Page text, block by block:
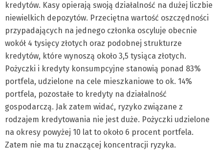
kredytów. Kasy opierają swoją działalność na dużej liczbie
niewielkich depozytów. Przeciętna wartość oszczędności
przypadających na jednego członka oscyluje obecnie
wokół 4 tysięcy złotych oraz podobnej strukturze
kredytów, które wynoszą około 3,5 tysiąca złotych.
Pożyczki i kredyty konsumpcyjne stanowią ponad 83%
portfela, udzielone na cele mieszkaniowe to ok. 14%
portfela, pozostałe to kredyty na działalność
gospodarczą. Jak zatem widać, ryzyko związane z
rodzajem kredytowania nie jest duże. Pożyczki udzielone
na okresy powyżej 10 lat to około 6 procent portfela.
Zatem nie ma tu znaczącej koncentracji ryzyka.